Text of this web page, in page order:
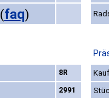
(faq)
8R
2991